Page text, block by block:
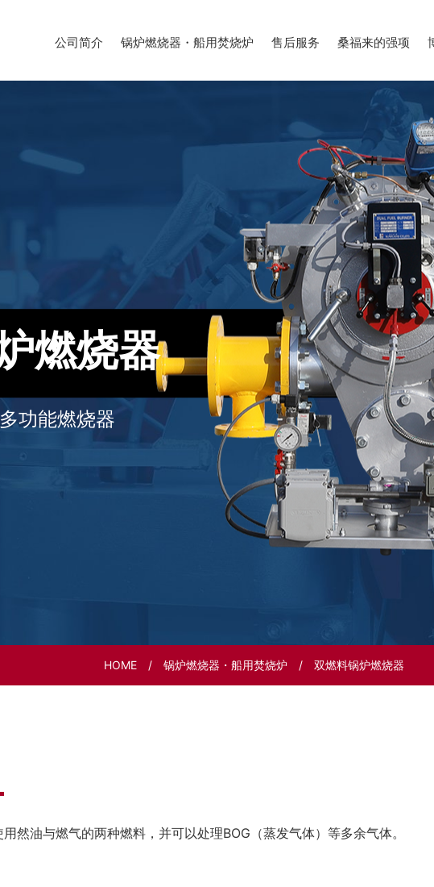
公司简介 锅炉燃烧器・船用焚烧炉 售后服务 桑福来的强项
燃烧器
功能燃烧器
HOME 锅炉燃烧器・船用焚烧炉 双燃料锅炉燃烧器
然油与燃气的两种燃料，并可以处理BOG（蒸发气体）等多余气体。